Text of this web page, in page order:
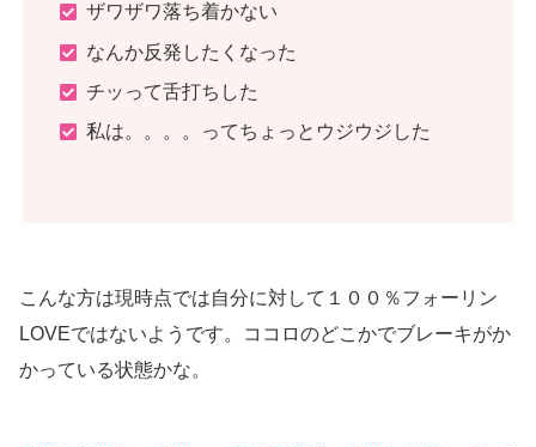
ザワザワ落ち着かない
なんか反発したくなった
チッって舌打ちした
私は。。。。ってちょっとウジウジした
こんな方は現時点では自分に対して１００％フォーリン
LOVEではないようです。ココロのどこかでブレーキがか
かっている状態かな。